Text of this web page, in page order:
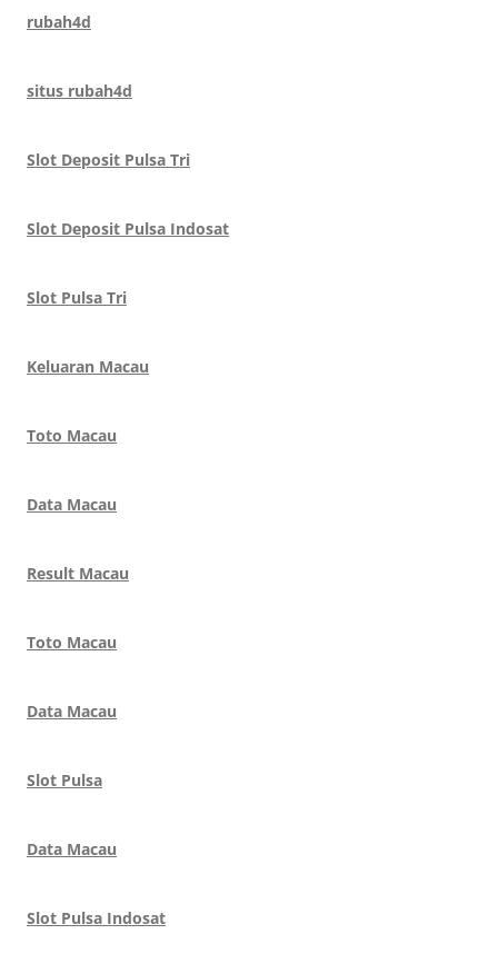
rubah4d
situs rubah4d
Slot Deposit Pulsa Tri
Slot Deposit Pulsa Indosat
Slot Pulsa Tri
Keluaran Macau
Toto Macau
Data Macau
Result Macau
Toto Macau
Data Macau
Slot Pulsa
Data Macau
Slot Pulsa Indosat